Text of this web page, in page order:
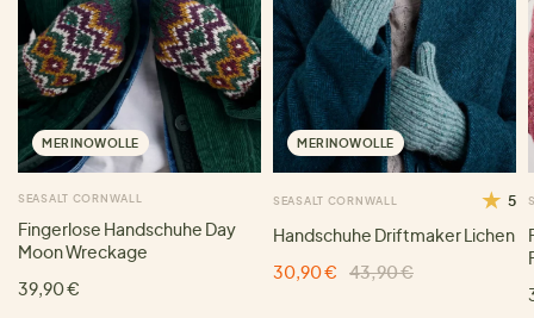
MERINOWOLLE
SEASALT CORNWALL
Fingerlose Handschuhe Day
Moon Wreckage
39,90 €
MERINOWOLLE
SEASALT CORNWALL 5
Handschuhe Driftmaker Lichen
30,90 €
43,90 €